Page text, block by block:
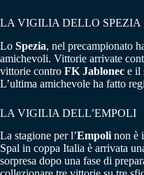
LA VIGILIA DELLO SPEZIA
Lo Spezia, nel precampionato
amichevoli. Vittorie arrivate
vittorie contro FK Jablonec e il
L’ultima amichevole ha fatto
LA VIGILIA DELL’EMPOLI
La stagione per l’Empoli non è
Spal in coppa Italia è arrivata
sorpresa dopo una fase di